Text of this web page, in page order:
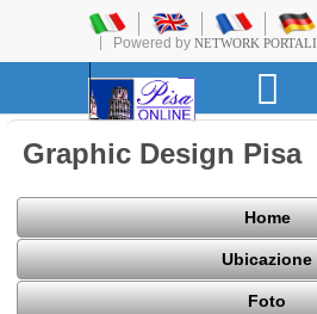
Powered by NETWORK PORTALI
Graphic Design Pisa
Home
Ubicazione
Foto